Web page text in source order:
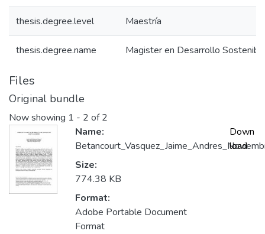
thesis.degree.level Maestría
thesis.degree.name Magister en Desarrollo
Files
Original bundle
Now showing 1 - 2 of 2
Name:
Size:
774.38 KB
Format:
Adobe Portable Document
Format
Down
load